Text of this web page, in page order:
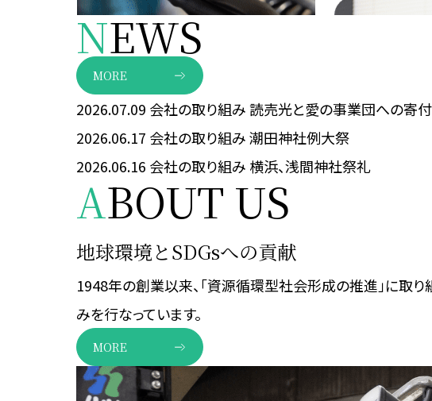
NEWS
MORE
2026.07.09 会社の取り組み読売光と愛の事業団への寄付
2026.06.17 会社の取り組み潮田神社例大祭
2026.06.16 会社の取り組み 横浜、浅間神社祭礼
ABOUT US
地球環境とSDGsへの貢献
1948年の創業以来、「資源循環型社会形成の推進」に取
みを行なっています。
MORE